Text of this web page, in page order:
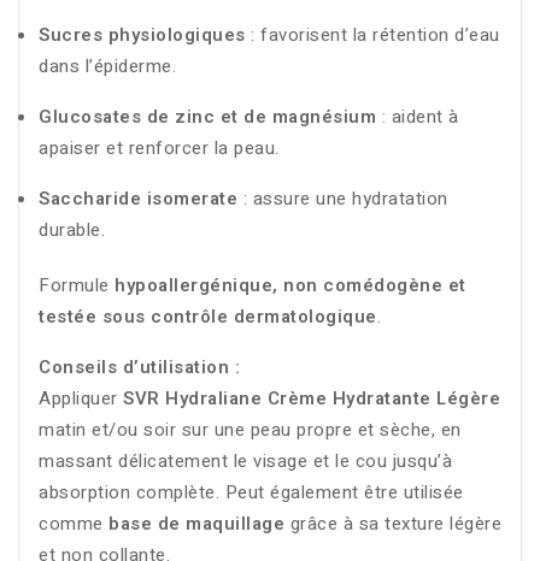
Sucres physiologiques : favorisent la rétention d’eau
dans l’épiderme.
Glucosates de zinc et de magnésium : aident à
apaiser et renforcer la peau.
Saccharide isomerate : assure une hydratation
durable.
Formule hypoallergénique, non comédogène et
testée sous contrôle dermatologique.
Conseils d’utilisation :
Appliquer SVR Hydraliane Crème Hydratante Légère
matin et/ou soir sur une peau propre et sèche, en
massant délicatement le visage et le cou jusqu’à
absorption complète. Peut également être utilisée
comme base de maquillage grâce à sa texture légère
et non collante.